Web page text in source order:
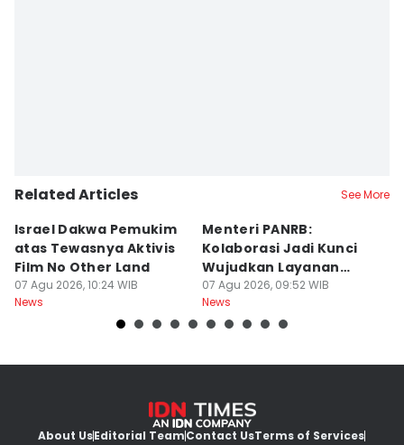
Related Articles See More
Israel Dakwa Pemukim
atas Tewasnya Aktivis
Film No Other Land
07 Agu 2026, 10:24 WIB
News
Menteri PANRB:
Kolaborasi Jadi Kunci
Wujudkan Layanan
Publik Terintegrasi
07 Agu 2026, 09:52 WIB
News
About UsEditorial TeamContact UsTerms of Services